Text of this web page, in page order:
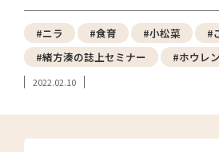
#ニラ #食育 #小松菜
#
#緒方湊の誌上セミナー
#ホウレ
2022.02.10